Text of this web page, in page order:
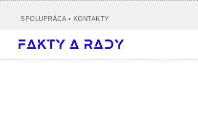
SPOLUPRÁCA• KONTAKTY